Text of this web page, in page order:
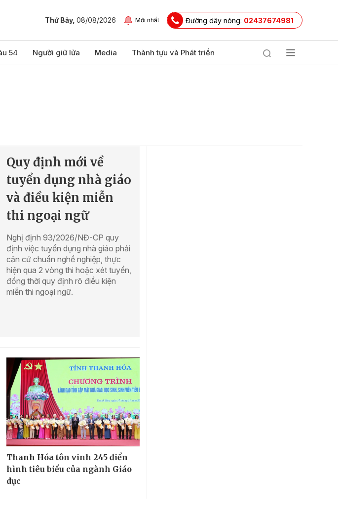
Thứ Bảy, 08/08/2026 Mới nhất Đường dây nóng: 02437674981
54 Người giữ lửa Media Thành tựu và Phát triển
Quy định mới về
tuyển dụng nhà giáo
và điều kiện miễn
thi ngoại ngữ
Nghị định 93/2026/NĐ-CP quy
định việc tuyển dụng nhà giáo phải
căn cứ chuẩn nghề nghiệp, thực
hiện qua 2 vòng thi hoặc xét tuyển,
đồng thời quy định rõ điều kiện
miễn thi ngoại ngữ.
Thanh Hóa tôn vinh 245 điển
hình tiêu biểu của ngành Giáo
dục